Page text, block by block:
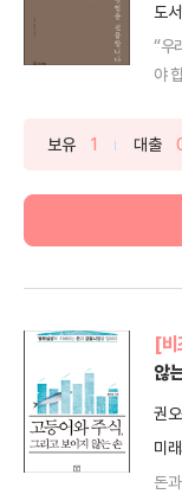
도
“우
야
보유 1 대출
[비
않
권
미
돈